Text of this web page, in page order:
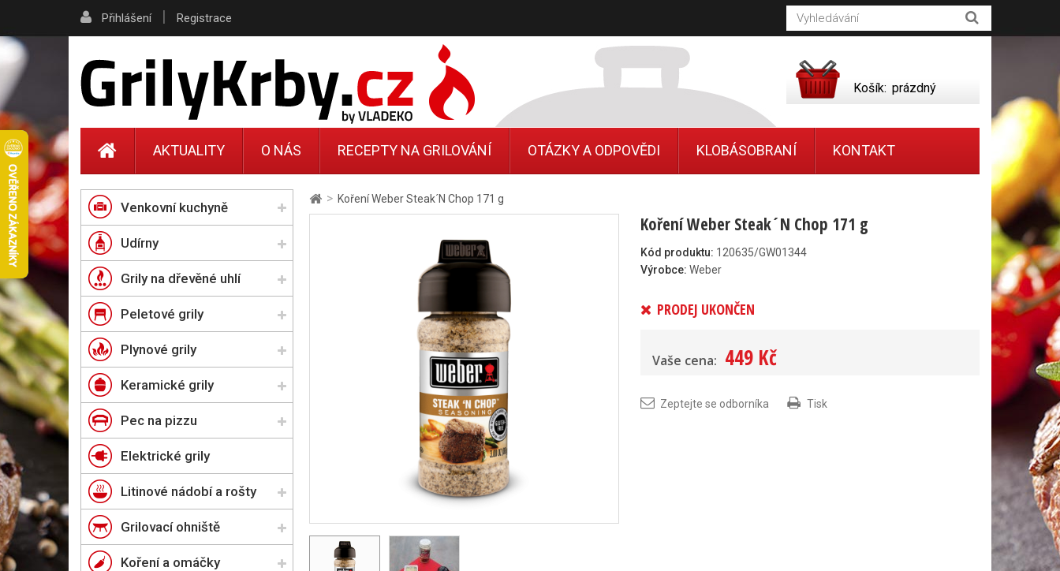
> Koření Weber Steak´N Chop 171 g
Koření Weber Steak´N Chop 171 g
Kód produktu: 120635/GW01344
Výrobce: Weber
PRODEJ UKONČEN
Vaše cena: 449 Kč
Zeptejte se odborníka Tisk
Venkovní kuchyně
Udírny
Grily na dřevěné uhlí
Peletové grily
Plynové grily
Keramické grily
Pec na pizzu
Elektrické grily
Litinové nádobí a rošty
Grilovací ohniště
Koření a omáčky
Přihlášení | Registrace
Košík: prázdný
AKTUALITY O NÁS RECEPTY NA GRILOVÁNÍ OTÁZKY A ODPOVĚDI KLOBÁSOBRANÍ KONTAKT